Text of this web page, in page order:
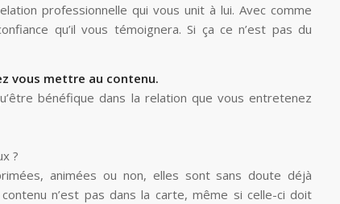
professionnelle qui vous unit à lui. Avec comme
qu’il vous témoignera. Si ça ce n’est pas du
vous mettre au contenu.
bénéfique dans la relation que vous entretenez
?
animées ou non, elles sont sans doute déjà
n’est pas dans la carte, même si celle-ci doit